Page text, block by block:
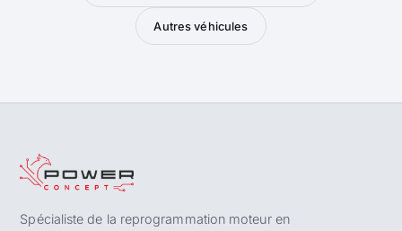
Autres véhicules
Spécialiste de la reprogrammation moteur en